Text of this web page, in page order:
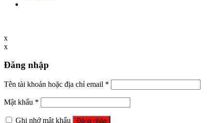
x
x
Đăng nhập
Tên tài khoản hoặc địa chỉ email *
Mật khẩu *
Ghi nhớ mật khẩu Đăng nhập